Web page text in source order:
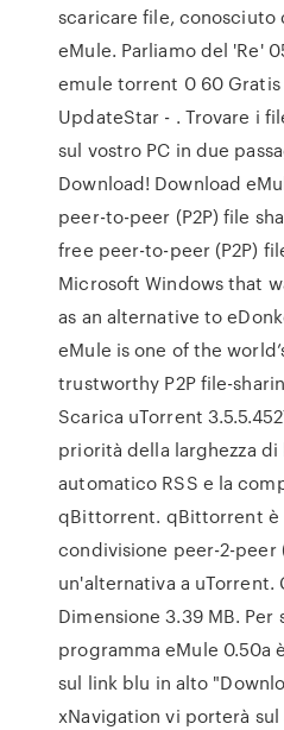
scaricare file, conosciuto
eMule. Parliamo del 'Re'
emule torrent 0 60
UpdateStar - . Trovare i
sul vostro PC in due
Download! Download
peer-to-peer (P2P) file
free peer-to-peer (P2P)
Microsoft Windows that
as an alternative to
eMule is one of the
trustworthy P2P file-
Scarica uTorrent
priorità della larghezza
automatico RSS e la
qBittorrent. qBittorrent è
condivisione peer-2-peer
un'alternativa a uTorrent.
Dimensione 3.39 MB. Per
programma eMule 0.50a
sul link blu in alto
xNavigation vi porterà